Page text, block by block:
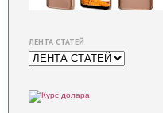
ЛЕНТА СТАТЕЙ